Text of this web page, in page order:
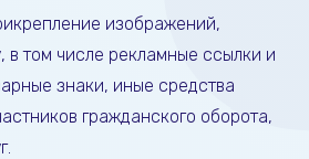
изображений,
том числе рекламные ссылки и
знаки, иные средства
гражданского оборота,